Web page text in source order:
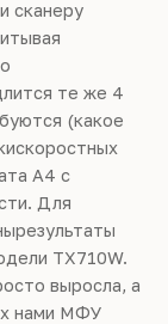
сканеру
те же 4
(какое
А4 с
Для
TX710W.
выросла, а
нами МФУ